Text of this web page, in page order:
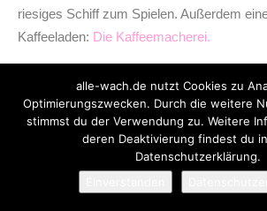
riesiges Schiff zum Spielen. Außerdem
Kaffeeladen: Die Kaffeemacherei.
Die nächsten Städte zum Anschauen
Marburg.
Obwohl wir uns vorgenommen hatten,
haben wir es am Ende einfach nicht
uns in diesem Urlaub nichts gefehlt.
alle-wach.de nutzt Cookies zu
Optimierungszwecken. Durch die weitere
stimmst du der Verwendung zu. Weitere
deren Deaktivierung findest du
Datenschutzerklärung.